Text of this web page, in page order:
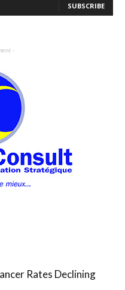
SUBSCRIBE
-
Rates Declining